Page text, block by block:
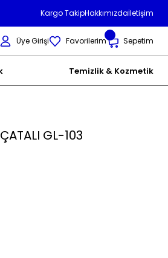
Kargo TakipHakkımızdaİletişim
Üye Girişi Favorilerim Sepetim
Temizlik & Kozmetik
GL-103